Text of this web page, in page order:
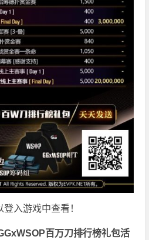
入游戏中查看！
百万刀排行榜礼包活